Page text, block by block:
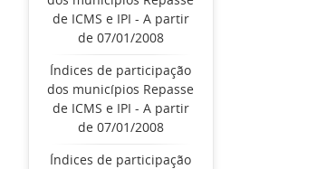
de ICMS e IPI - A partir
de 07/01/2008
Índices de participação
dos municípios Repasse
de ICMS e IPI - A partir
de 07/01/2008
Índices de participação